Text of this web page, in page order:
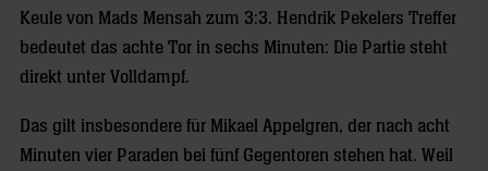
Keule von Mads Mensah zum 3:3. Hendrik Pekelers Treffer
bedeutet das achte Tor in sechs Minuten: Die Partie steht
direkt unter Volldampf.
Das gilt insbesondere für Mikael Appelgren, der nach acht
Minuten vier Paraden bei fünf Gegentoren stehen hat. Weil